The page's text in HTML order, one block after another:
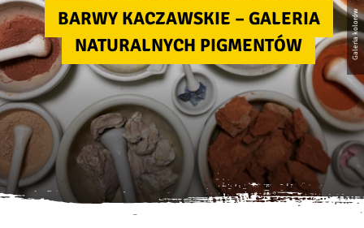
Galeria kolorów
BARWY KACZAWSKIE – GALERIA
NATURALNYCH PIGMENTÓW